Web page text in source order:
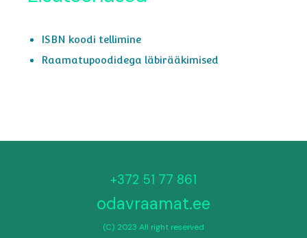
ISBN koodi tellimine
Raamatupoodidega läbirääkimised
+372 51 77 861
odavraamat.ee
(C) 2023 All right reserved